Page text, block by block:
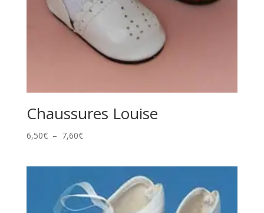
Chaussures Louise
6,50€ – 7,60€Plage
à
7,60€